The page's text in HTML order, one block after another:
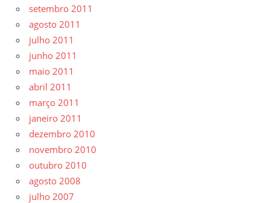
setembro 2011
agosto 2011
julho 2011
junho 2011
maio 2011
abril 2011
março 2011
janeiro 2011
dezembro 2010
novembro 2010
outubro 2010
agosto 2008
julho 2007